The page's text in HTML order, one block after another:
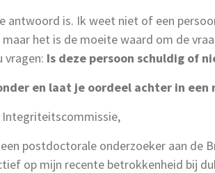
antwoord is. Ik weet niet of een
het is de moeite waard om de
vragen: Is deze persoon schuldig of
en laat je oordeel achter in een
Integriteitscommissie,
postdoctorale onderzoeker aan de
op mijn recente betrokkenheid bij